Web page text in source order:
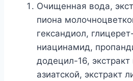
Очищенная вода,
пиона
гександиол,
ниацинамид,
додецил-16,
азиатской, экстракт